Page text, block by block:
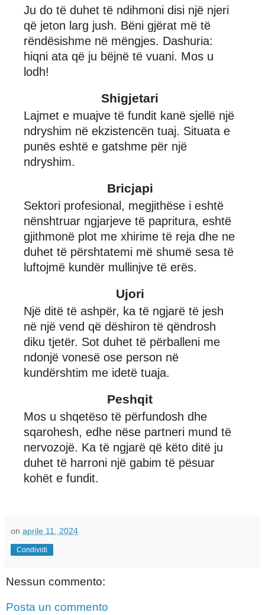
Ju do të duhet të ndihmoni disi një njeri
që jeton larg jush. Bëni gjërat më të
rëndësishme në mëngjes. Dashuria:
hiqni ata që ju bëjnë të vuani. Mos u
lodh!
Shigjetari
Lajmet e muajve të fundit kanë sjellë një
ndryshim në ekzistencën tuaj. Situata e
punës eshtë e gatshme për një
ndryshim.
Bricjapi
Sektori profesional, megjithëse i eshtë
nënshtruar ngjarjeve të papritura, eshtë
gjithmonë plot me xhirime të reja dhe ne
duhet të përshtatemi më shumë sesa të
luftojmë kundër mullinjve të erës.
Ujori
Një ditë të ashpër, ka të ngjarë të jesh
në një vend që dëshiron të qëndrosh
diku tjetër. Sot duhet të përballeni me
ndonjë vonesë ose person në
kundërshtim me idetë tuaja.
Peshqit
Mos u shqetëso të përfundosh dhe
sqarohesh, edhe nëse partneri mund të
nervozojë. Ka të ngjarë që këto ditë ju
duhet të harroni një gabim të pësuar
kohët e fundit.
on aprile 11, 2024
Condividi
Nessun commento:
Posta un commento